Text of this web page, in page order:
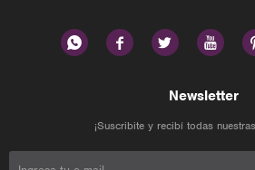
   
Newsletter
¡Suscribite y recibí todas